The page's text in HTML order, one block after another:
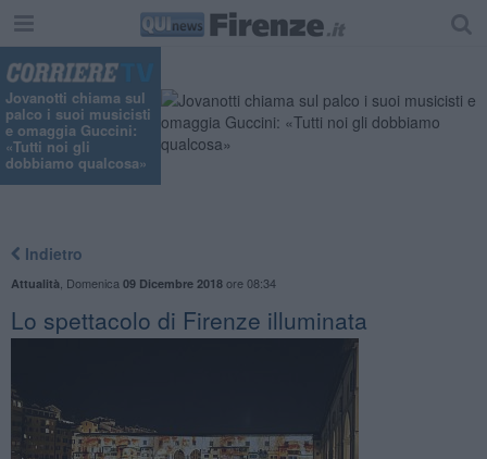
Jovanotti chiama sul
palco i suoi musicisti
e omaggia Guccini:
«Tutti noi gli
dobbiamo qualcosa»
Indietro
Attualità Domenica 09 Dicembre 2018ore 08:34
Lo spettacolo di Firenze illuminata